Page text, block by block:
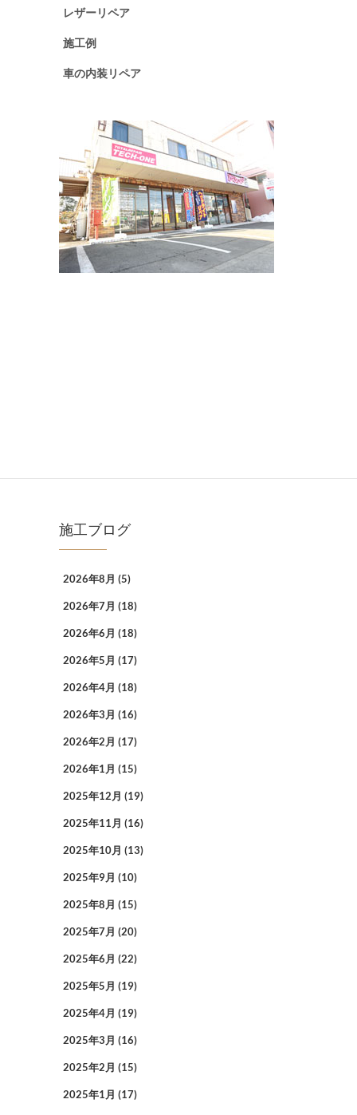
レザーリペア
施工例
車の内装リペア
施工ブログ
2026年8月 (5)
2026年7月 (18)
2026年6月 (18)
2026年5月 (17)
2026年4月 (18)
2026年3月 (16)
2026年2月 (17)
2026年1月 (15)
2025年12月 (19)
2025年11月 (16)
2025年10月 (13)
2025年9月 (10)
2025年8月 (15)
2025年7月 (20)
2025年6月 (22)
2025年5月 (19)
2025年4月 (19)
2025年3月 (16)
2025年2月 (15)
2025年1月 (17)